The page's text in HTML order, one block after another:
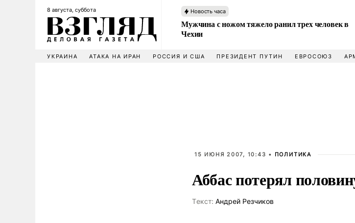
8 августа, суббота Новость часа
Мужчина с ножом тяжело ранил трех человек в
Чехии
УКРАИНА АТАКА НА ИРАН РОССИЯ И США ПРЕЗИДЕНТ ПУТИН ЕВРОСОЮЗ
15 ИЮНЯ 2007, 10:43 • ПОЛИТИКА
Аббас потерял
Tекст: Андрей Резчиков